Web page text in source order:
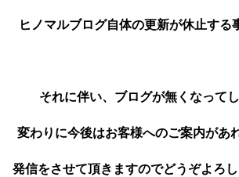
ヒノマルブログ自体の更新が休止する
それに伴い、ブログが無くなってし
変わりに今後はお客様へのご案内があ
発信をさせて頂きますのでどうぞよろ